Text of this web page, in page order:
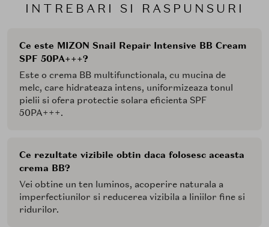
INTREBARI SI RASPUNSURI
Ce este MIZON Snail Repair Intensive BB Cream
SPF 50PA+++?
Este o crema BB multifunctionala, cu mucina de
melc, care hidrateaza intens, uniformizeaza tonul
pielii si ofera protectie solara eficienta SPF
50PA+++.
Ce rezultate vizibile obtin daca folosesc aceasta
crema BB?
Vei obtine un ten luminos, acoperire naturala a
imperfectiunilor si reducerea vizibila a liniilor fine si
ridurilor.